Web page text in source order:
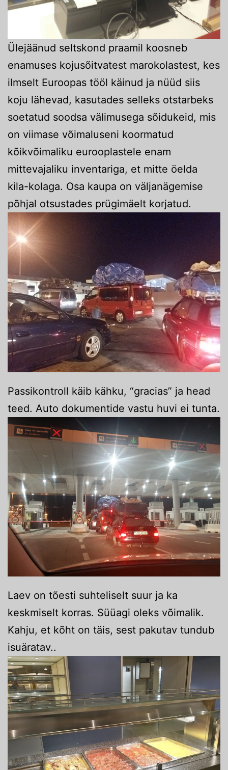
Ülejäänud seltskond praamil koosneb
enamuses kojusõitvatest marokolastest, kes
ilmselt Euroopas tööl käinud ja nüüd siis
koju lähevad, kasutades selleks otstarbeks
soetatud soodsa välimusega sõidukeid, mis
on viimase võimaluseni koormatud
kõikvõimaliku eurooplastele enam
mittevajaliku inventariga, et mitte öelda
kila-kolaga. Osa kaupa on väljanägemise
põhjal otsustades prügimäelt korjatud.
Passikontroll käib kähku, “gracias” ja head
teed. Auto dokumentide vastu huvi ei tunta.
Laev on tõesti suhteliselt suur ja ka
keskmiselt korras. Süüagi oleks võimalik.
Kahju, et kõht on täis, sest pakutav tundub
isuäratav..